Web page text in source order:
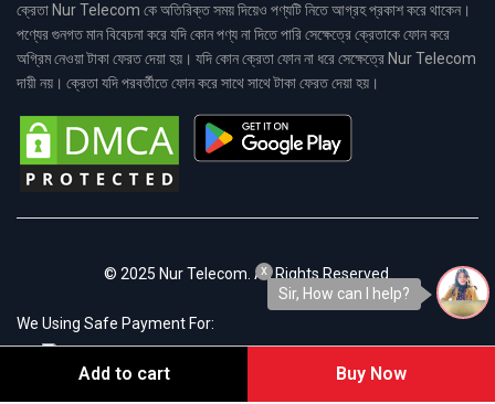
ক্রেতা Nur Telecom কে অতিরিক্ত সময় দিয়েও পণ্যটি নিতে আগ্রহ প্রকাশ করে থাকেন।
পণ্যের গুনগত মান বিবেচনা করে যদি কোন পণ্য না দিতে পারি সেক্ষেত্রে ক্রেতাকে ফোন করে
অগ্রিম নেওয়া টাকা ফেরত দেয়া হয়। যদি কোন ক্রেতা ফোন না ধরে সেক্ষেত্রে Nur Telecom
দায়ী নয়। ক্রেতা যদি পরবর্তীতে ফোন করে সাথে সাথে টাকা ফেরত দেয়া হয়।
© 2025 Nur Telecom. All Rights Reserved.
We Using Safe Payment For:
Add to cart Buy Now
Sir, How can I help?
x